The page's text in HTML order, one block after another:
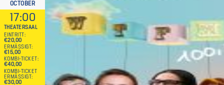
OCTOBER
17:00
THEATERSAAL
EINTRITT
€20,00
ERMÄSSIGT
€15,00
KOMBI-TICKET
€40,00
KOMBI-TICKET
ERMÄSSIGT
€30,00